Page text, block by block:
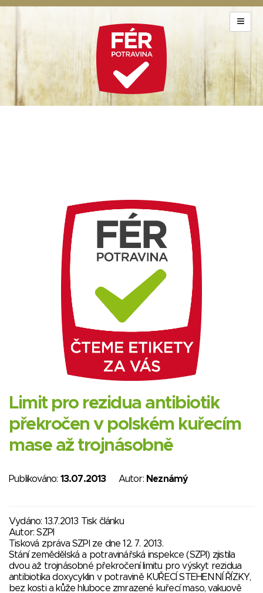
Limit pro rezidua antibiotik
překročen v polském kuřecím
mase až trojnásobně
Publikováno: 13.07.2013Autor: Neznámý
Vydáno: 13.7.2013 Tisk článku
Autor: SZPI
Tisková zpráva SZPI ze dne 12. 7. 2013.
Stání zemědělská a potravinářská inspekce (SZPI) zjistila
dvou až trojnásobné překročení limitu pro výskyt rezidua
antibiotika doxycyklin v potravině KUŘECÍ STEHENNÍ ŘÍZKY,
bez kosti a kůže hluboce zmrazené kuřecí maso, vakuově